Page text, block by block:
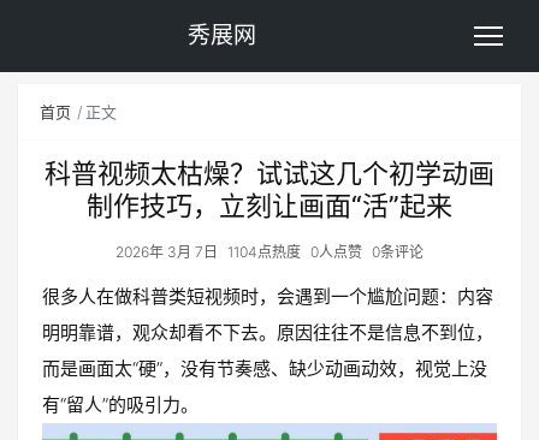
秀展网
首页 正文
科普视频太枯燥？试试这几个初学动画
制作技巧，立刻让画面“活”起来
2026年 3月 7日 1104点热度 0人点赞 0条评论
很多人在做科普类短视频时，会遇到一个尴尬问题：内容
明明靠谱，观众却看不下去。原因往往不是信息不到位，
而是画面太“硬”，没有节奏感、缺少动画动效，视觉上没
有“留人”的吸引力。